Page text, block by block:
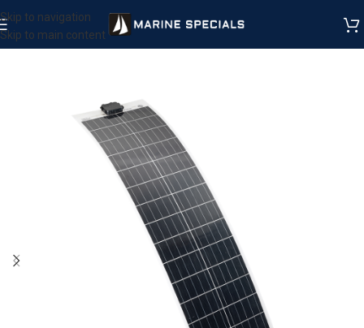
Skip to navigation
Skip to main content